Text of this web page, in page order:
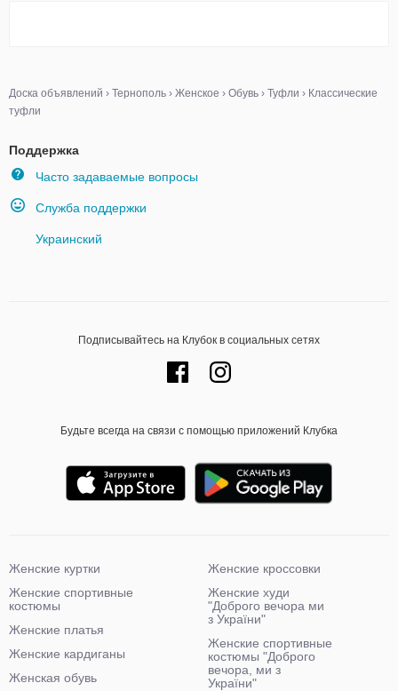
Доска объявлений › Тернополь › Женское › Обувь › Туфли › Классические
туфли
Поддержка
Часто задаваемые вопросы
Служба поддержки
Украинский
Подписывайтесь на Клубок в социальных сетях
Будьте всегда на связи с помощью приложений Клубка
Женские куртки
Женские спортивные
костюмы
Женские платья
Женские кардиганы
Женская обувь
Женские кроссовки
Женские худи
"Доброго вечора ми
з України"
Женские спортивные
костюмы "Доброго
вечора, ми з
України"